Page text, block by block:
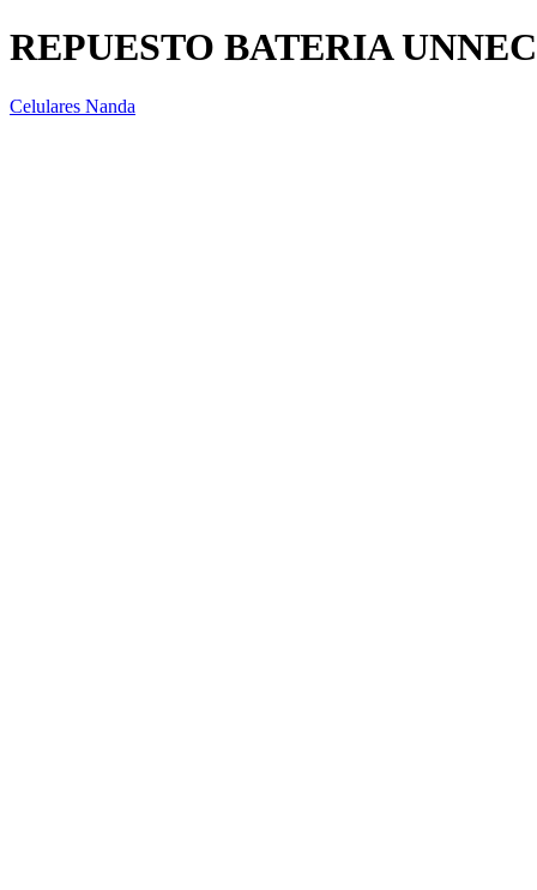
REPUESTO BATERIA
Celulares Nanda